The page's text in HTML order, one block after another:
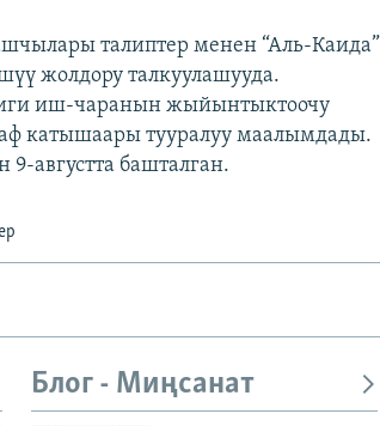
талиптер менен “Аль-Каида”
жолдору талкуулашууда.
иш-чаранын жыйынтыктоочу
катышаары тууралуу маалымдады.
августта башталган.
Блог - Миңсанат